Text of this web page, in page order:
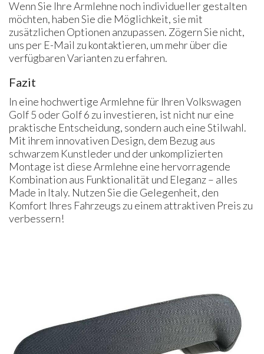
Wenn Sie Ihre Armlehne noch individueller gestalten
möchten, haben Sie die Möglichkeit, sie mit
zusätzlichen Optionen anzupassen. Zögern Sie nicht,
uns per E-Mail zu kontaktieren, um mehr über die
verfügbaren Varianten zu erfahren.
Fazit
In eine hochwertige Armlehne für Ihren Volkswagen
Golf 5 oder Golf 6 zu investieren, ist nicht nur eine
praktische Entscheidung, sondern auch eine Stilwahl.
Mit ihrem innovativen Design, dem Bezug aus
schwarzem Kunstleder und der unkomplizierten
Montage ist diese Armlehne eine hervorragende
Kombination aus Funktionalität und Eleganz – alles
Made in Italy. Nutzen Sie die Gelegenheit, den
Komfort Ihres Fahrzeugs zu einem attraktiven Preis zu
verbessern!